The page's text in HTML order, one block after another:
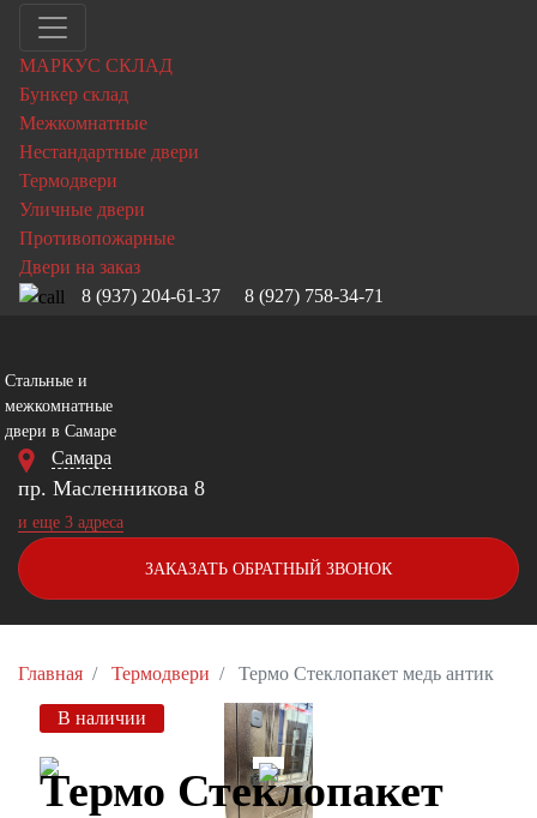
МАРКУС СКЛАД
Бункер склад
Межкомнатные
Нестандартные двери
Термодвери
Уличные двери
Противопожарные
Двери на заказ
8 (937) 204-61-37
8 (927) 758-34-71
Стальные и
межкомнатные
двери в Самаре
Самара
пр. Масленникова 8
и еще 3 адреса
ЗАКАЗАТЬ ОБРАТНЫЙ ЗВОНОК
Главная Термодвери Термо Стеклопакет медь антик
В наличии
Термо Стеклопакет